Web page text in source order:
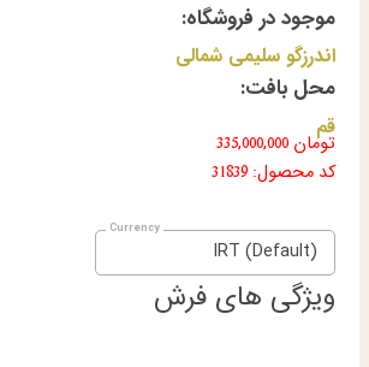
موجود در فروشگاه:
اندرزگو سلیمی شمالی
محل بافت:
قم
تومان
کد محصول: 31839
IRT (Default)
ویژگی های فرش